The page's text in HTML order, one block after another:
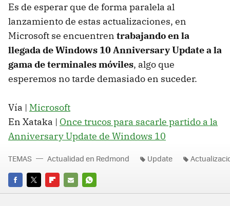
Es de esperar que de forma paralela al
lanzamiento de estas actualizaciones, en
Microsoft se encuentren trabajando en la
llegada de Windows 10 Anniversary Update a la
gama de terminales móviles, algo que
esperemos no tarde demasiado en suceder.
Vía | Microsoft
En Xataka | Once trucos para sacarle partido a la
Anniversary Update de Windows 10
FACEBOOK
TWITTERFLIPBOARD
E-
WHATSAPP
TEMAS Actualidad en Redmond Update